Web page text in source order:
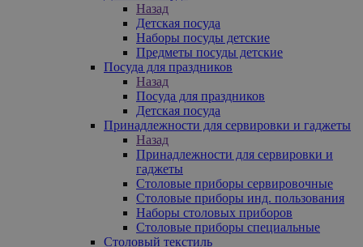
Назад
Детская посуда
Наборы посуды детские
Предметы посуды детские
Посуда для праздников
Назад
Посуда для праздников
Детская посуда
Принадлежности для сервировки и гаджеты
Назад
Принадлежности для сервировки и
гаджеты
Столовые приборы сервировочные
Столовые приборы инд. пользования
Наборы столовых приборов
Столовые приборы специальные
Столовый текстиль